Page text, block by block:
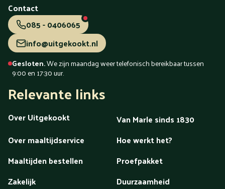
Contact
085 - 0406065
info@uitgekookt.nl
Gesloten.We zijn maandag weer telefonisch bereikbaar tussen
9:00 en 17:30 uur.
Relevante links
Over Uitgekookt
Van Marle sinds 1830
Over maaltijdservice
Hoe werkt het?
Maaltijden bestellen
Proefpakket
Zakelijk
Duurzaamheid